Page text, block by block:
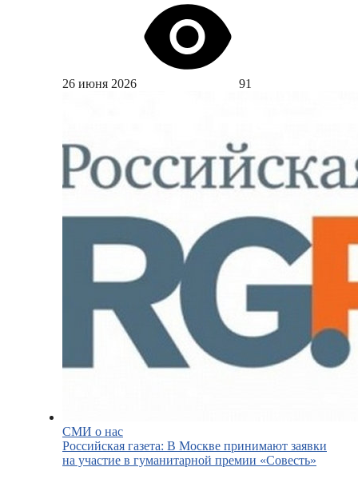
26 июня 2026 91
СМИ о нас
Российская газета: В Москве принимают заявки
на участие в гуманитарной премии «Совесть»